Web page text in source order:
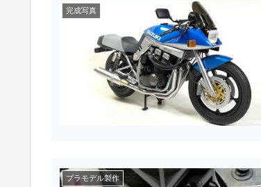
完成写真
プラモデル製作